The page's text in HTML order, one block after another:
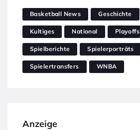
Basketball News Geschichte
Kultiges National Playoffs
Spielberichte Spielerporträts
Spielertransfers WNBA
Anzeige